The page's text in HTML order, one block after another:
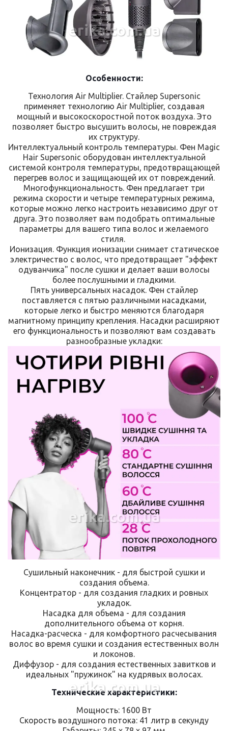
erika.com.ua
Особенности:
Технология Air Multiplier. Стайлер Supersonic
применяет технологию Air Multiplier, создавая
мощный и высокоскоростной поток воздуха. Это
позволяет быстро высушить волосы, не повреждая
их структуру.
Интеллектуальный контроль температуры. Фен Magic
Hair Supersonic оборудован интеллектуальной
системой контроля температуры, предотвращающей
перегрев волос и защищающей их от повреждений.
Многофункциональность. Фен предлагает три
режима скорости и четыре температурных режима,
которые можно легко настроить независимо друг от
друга. Это позволяет вам подобрать оптимальные
параметры для вашего типа волос и желаемого
стиля.
Ионизация. Функция ионизации снимает статическое
электричество с волос, что предотвращает "эффект
одуванчика" после сушки и делает ваши волосы
более послушными и гладкими.
Пять универсальных насадок. Фен стайлер
поставляется с пятью различными насадками,
которые легко и быстро меняются благодаря
магнитному принципу крепления. Насадки расширяют
его функциональность и позволяют вам создавать
разнообразные укладки:
erika.com.ua
Сушильный наконечник - для быстрой сушки и
создания объема.
Концентратор - для создания гладких и ровных
укладок.
Насадка для объема - для создания
дополнительного объема от корня.
Насадка-расческа - для комфортного расчесывания
волос во время сушки и создания естественных волн
и локонов.
Диффузор - для создания естественных завитков и
идеальных "пружинок" на кудрявых волосах.